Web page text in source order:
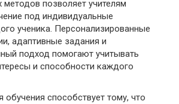
позволяет учителям
под индивидуальные
ученика. Персонализированные
адаптивные задания и
подход помогают учитывать
и способности каждого
обучения способствует тому, что